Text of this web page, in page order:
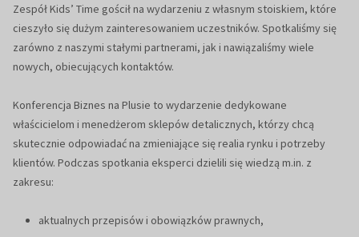
Zespół Kids’ Time gościł na wydarzeniu z własnym stoiskiem, które
cieszyło się dużym zainteresowaniem uczestników. Spotkaliśmy się
zarówno z naszymi stałymi partnerami, jak i nawiązaliśmy wiele
nowych, obiecujących kontaktów.
Konferencja Biznes na Plusie to wydarzenie dedykowane
właścicielom i menedżerom sklepów detalicznych, którzy chcą
skutecznie odpowiadać na zmieniające się realia rynku i potrzeby
klientów. Podczas spotkania eksperci dzielili się wiedzą m.in. z
zakresu:
aktualnych przepisów i obowiązków prawnych,